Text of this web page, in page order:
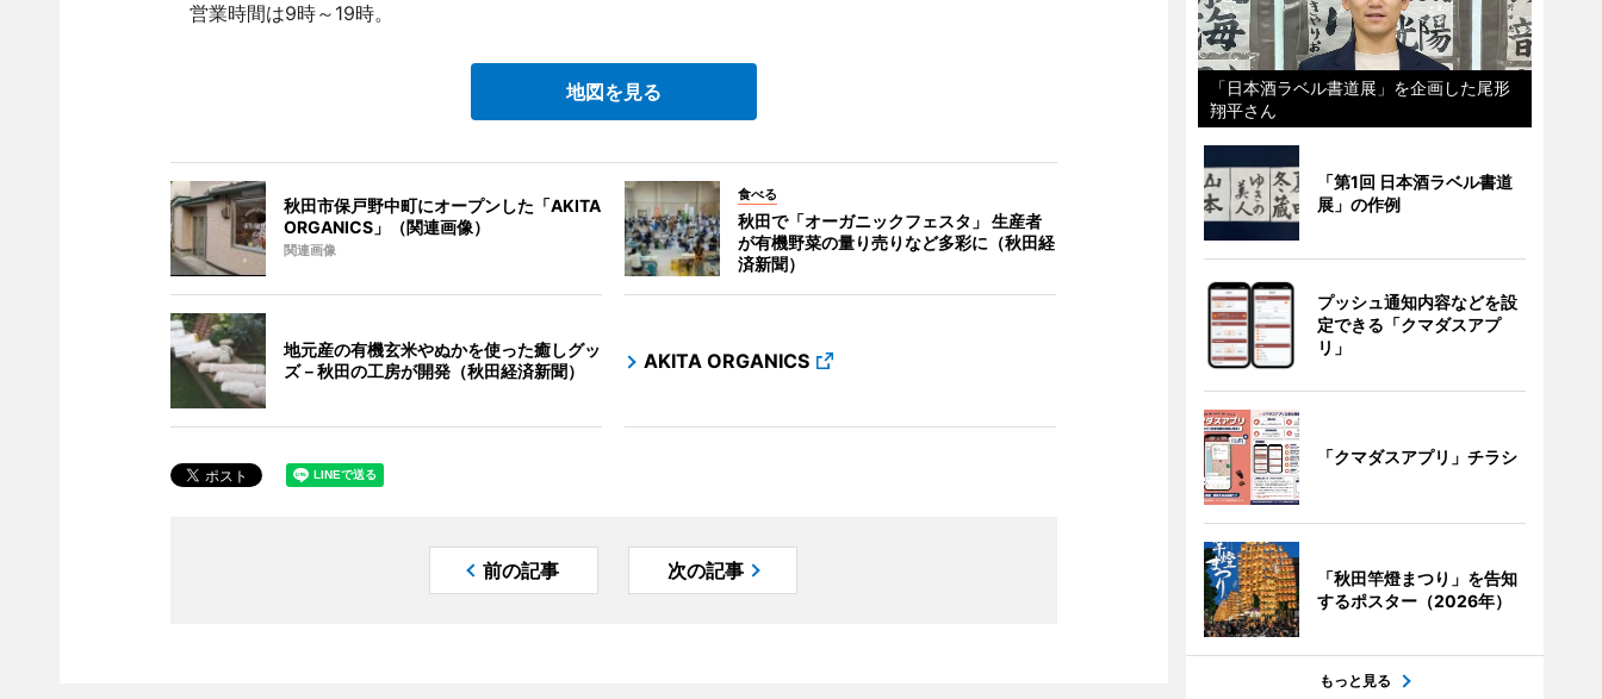
営業時間は9時～19時。
地図を見る
秋田市保戸野中町にオープンした「AKITA
ORGANICS」（関連画像）
関連画像
食べる
秋田で「オーガニックフェスタ」 生産者
が有機野菜の量り売りなど多彩に（秋田経
済新聞）
地元産の有機玄米やぬかを使った癒しグッ
ズ－秋田の工房が開発（秋田経済新聞）
AKITA ORGANICS
前の記事 次の記事
「日本酒ラベル書道展」を企画した尾形
翔平さん
「第1回 日本酒ラベル書道
展」の作例
プッシュ通知内容などを設
定できる「クマダスアプ
リ」
「クマダスアプリ」チラシ
「秋田竿燈まつり」を告知
するポスター（2026年）
もっと見る